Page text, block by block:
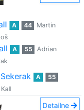
A 44
Martin
A 55
Adrian
A
55
Detailne